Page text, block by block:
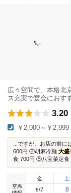
広々空間で、本格北
ス充実で宴会におす
3.20
￥2,000～￥2,999
...ですが、お店の前
600円 ②胡麻冷麺 大盛
食 700円 ⑤八宝菜定食
空席
金
8/7
土
8